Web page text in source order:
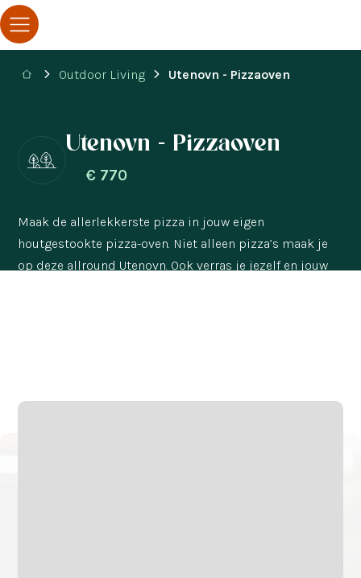
Outdoor Living Utenovn - Pizzaoven
Utenovn - Pizzaoven
€ 770
Maak de allerlekkerste pizza in jouw eigen
houtgestookte pizza-oven. Niet alleen pizza’s maak je
op deze allround Utenovn. Ook verras je jezelf en jouw